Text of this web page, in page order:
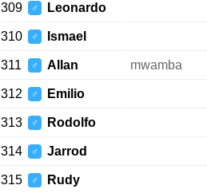
309 ♂ Leonardo
310 ♂ Ismael
311 ♂ Allan mwamba
312 ♂ Emilio
313 ♂ Rodolfo
314 ♂ Jarrod
315 ♂ Rudy